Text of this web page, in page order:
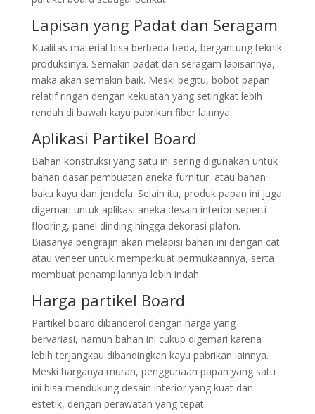
Lapisan yang Padat dan Seragam
Kualitas material bisa berbeda-beda, bergantung teknik
produksinya. Semakin padat dan seragam lapisannya,
maka akan semakin baik. Meski begitu, bobot papan
relatif ringan dengan kekuatan yang setingkat lebih
rendah di bawah kayu pabrikan fiber lainnya.
Aplikasi Partikel Board
Bahan konstruksi yang satu ini sering digunakan untuk
bahan dasar pembuatan aneka furnitur, atau bahan
baku kayu dan jendela. Selain itu, produk papan ini juga
digemari untuk aplikasi aneka desain interior seperti
flooring, panel dinding hingga dekorasi plafon.
Biasanya pengrajin akan melapisi bahan ini dengan cat
atau veneer untuk memperkuat permukaannya, serta
membuat penampilannya lebih indah.
Harga partikel Board
Partikel board dibanderol dengan harga yang
bervariasi, namun bahan ini cukup digemari karena
lebih terjangkau dibandingkan kayu pabrikan lainnya.
Meski harganya murah, penggunaan papan yang satu
ini bisa mendukung desain interior yang kuat dan
estetik, dengan perawatan yang tepat.